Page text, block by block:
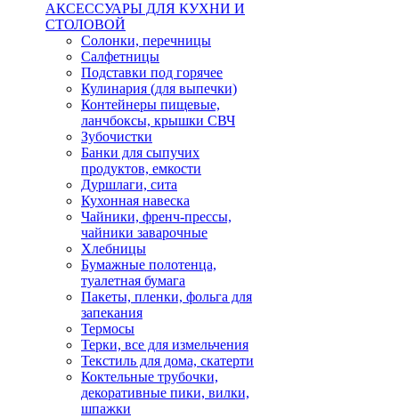
АКСЕССУАРЫ ДЛЯ КУХНИ И
СТОЛОВОЙ
Солонки, перечницы
Салфетницы
Подставки под горячее
Кулинария (для выпечки)
Контейнеры пищевые,
ланчбоксы, крышки СВЧ
Зубочистки
Банки для сыпучих
продуктов, емкости
Дуршлаги, сита
Кухонная навеска
Чайники, френч-прессы,
чайники заварочные
Хлебницы
Бумажные полотенца,
туалетная бумага
Пакеты, пленки, фольга для
запекания
Термосы
Терки, все для измельчения
Текстиль для дома, скатерти
Коктельные трубочки,
декоративные пики, вилки,
шпажки